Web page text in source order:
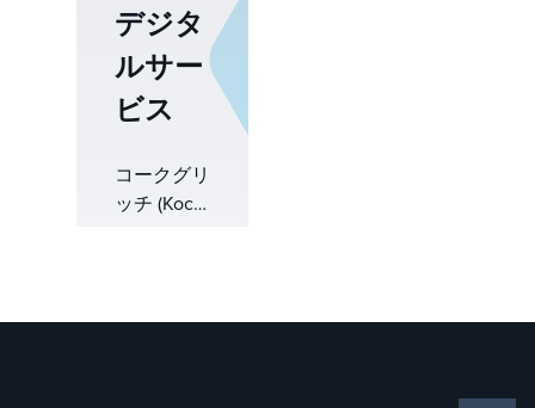
設計、製
造、設置、
メンテナン
スを含む包
ー サービ
スを提供し
ドクター
ーの下で行
デジタ
ルサー
ビス
コークグリ
ッチ (Koch-
は、物質移